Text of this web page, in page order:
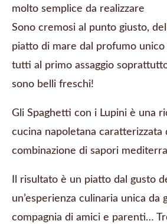
molto semplice da realizzare
Sono cremosi al punto giusto,
piatto di mare dal profumo
tutti al primo assaggio
sono belli freschi!
Gli Spaghetti con i Lupini è una
cucina napoletana caratterizzata
combinazione di sapori
Il risultato è un piatto dal gusto
un’esperienza culinaria unica da
compagnia di amici e parenti…